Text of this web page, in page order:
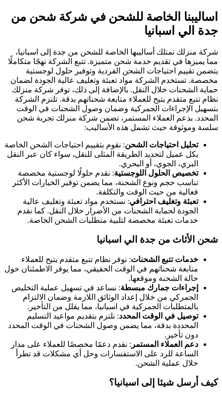
اساليبنا الخاصة للشحن في شركة شحن من
جدة الي اسبانيا
شركة منزلك تمتلك أساليبها الخاصة للشحن من جدة إلى اسبانيا،
مما يميزها في تقديم خدمة شحن متميزة. تتبع الشركة نهجًا متكاملًا
يتضمن تقييم احتياجات الشحن الفردية وتوفير حلول لوجستية
مخصصة. تستخدم الشركة مواد تعبئة وتغليف عالية الجودة لضمان
حماية الشحنات خلال النقل. بالإضافة إلى ذلك، توفر شركة منزلك
نظام تتبع متقدم يتيح للعملاء متابعة شحناتهم بدقة. تلتزم الشركة
بتسهيل الإجراءات الجمركية وضمان وصول الشحنات في الوقت
المحدد. بدعم العملاء المستمر، تضمن شركة منزلك تجربة شحن
سلسة وموثوقة حيث تشمل هذه الأساليب:
تحليل احتياجات الشحن: نقوم بتقييم احتياجات الشحن الخاصة
بكل عميل لتحديد الطريقة المثلى للنقل، سواء كان عبر النقل
البري، الجوي، أو البحري.
تخصيص الحلول اللوجستية: نقدم حلولًا لوجستية مخصصة
تناسب حجم ونوع الشحنة، مما يضمن توفير الخيارات الأكثر
فعالية من حيث الوقت والتكلفة.
تعبئة وتغليف احترافي: نستخدم مواد تعبئة وتغليف عالية
الجودة لحماية الشحنات من الأضرار خلال النقل. كما نقدم
خدمات تعبئة مخصصة لتلبية متطلبات الشحن الخاصة.
شحن الأثاث من جدة الي اسبانيا
خدمات تتبع الشحنات: نوفر نظام تتبع متقدم يتيح للعملاء
متابعة شحناتهم في الوقت الحقيقي، مما يوفر الاطمئنان حول
حالة الشحنة وموقعها.
إجراءات جمارك مبسطة: نساعد في تسهيل عملية التخليص
الجمركي من خلال إعداد الوثائق اللازمة وضمان الالتزام
بالمتطلبات الجمركية في اسبانيا، مما يقلل من التأخير.
توصيل في الوقت المحدد: نلتزم بتقديم مواعيد التسليم
المحددة بدقة، مما يضمن وصول الشحنات في الوقت المحدد
دون تأخير.
دعم العملاء المستمر : نقدم دعمًا مخصصًا للعملاء على مدار
الساعة للرد على الاستفسارات وحل أي مشكلات قد تطرأ
خلال عملية الشحن.
كيف أرسل شيئا إلى اسبانيا؟